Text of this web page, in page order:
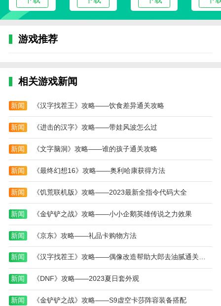
的等级和属性获得不同的任务和奖励。丰富多彩的活动
受节日的气氛。
游戏推荐
相关游戏新闻
新闻 《汉字找茬王》攻略——饮食差异通关攻略
新闻 《进击的汉字》攻略——带娃风波怎么过
新闻 《文字脑洞》攻略——谁的孩子通关攻略
新闻 《最终幻想16》攻略——奥利哈康获得方法
新闻 《饥荒联机版》攻略——2023最新全指令代码大全
新闻 《金铲铲之战》攻略——小小企鹅英雄传说之力效果
新闻 《京东》攻略——礼品卡购物方法
新闻 《汉字找茬王》攻略——偶像改造帮助大郎去油腻通关答案
新闻 《DNF》攻略——2023夏日套外观
新闻 《金铲铲之战》攻略——S9虚空卡莎阵容装备搭配